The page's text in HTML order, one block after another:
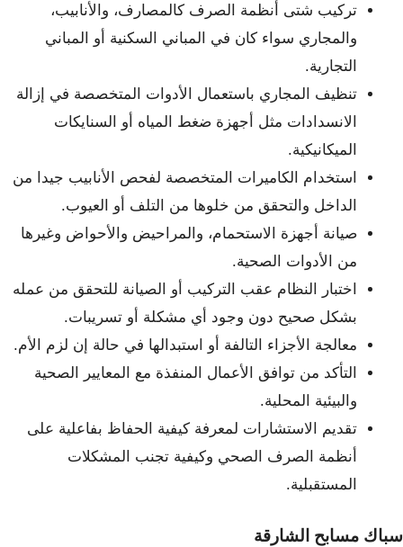
تركيب شتى أنظمة الصرف كالمصارف، والأنابيب،
والمجاري سواء كان في المباني السكنية أو المباني
التجارية.
تنظيف المجاري باستعمال الأدوات المتخصصة في إزالة
الانسدادات مثل أجهزة ضغط المياه أو السنايكات
الميكانيكية.
استخدام الكاميرات المتخصصة لفحص الأنابيب جيدا من
الداخل والتحقق من خلوها من التلف أو العيوب.
صيانة أجهزة الاستحمام، والمراحيض والأحواض وغيرها
من الأدوات الصحية.
اختبار النظام عقب التركيب أو الصيانة للتحقق من عمله
بشكل صحيح دون وجود أي مشكلة أو تسريبات.
معالجة الأجزاء التالفة أو استبدالها في حالة إن لزم الأم.
التأكد من توافق الأعمال المنفذة مع المعايير الصحية
والبيئية المحلية.
تقديم الاستشارات لمعرفة كيفية الحفاظ بفاعلية على
أنظمة الصرف الصحي وكيفية تجنب المشكلات
المستقبلية.
سباك مسابح الشارقة